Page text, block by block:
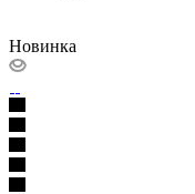
Новинка